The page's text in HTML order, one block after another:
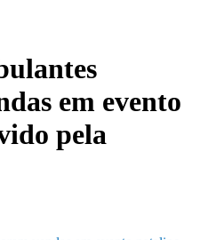
em evento
pela